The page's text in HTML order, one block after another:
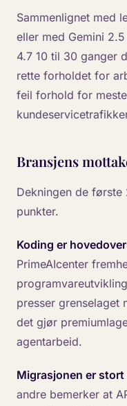
Sammenlignet med
eller med Gemini
4.7 10 til 30 ganger
rette forholdet for
feil forhold for
Bransjens
Dekningen de
punkter.
Koding er
PrimeAIcenter
presser grenselaget
det gjør
agentarbeid.
Migrasjonen er
andre bemerker at